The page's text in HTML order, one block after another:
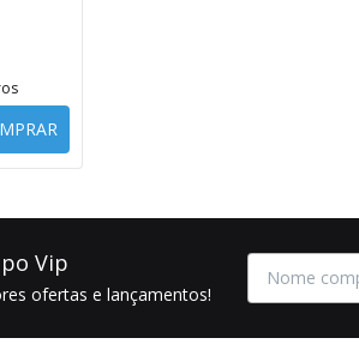
Vip
ofertas e lançamentos!